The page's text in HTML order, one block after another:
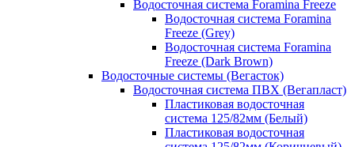
Водосточная система Foramina Freeze
Водосточная система Foramina
Freeze (Grey)
Водосточная система Foramina
Freeze (Dark Brown)
Водосточные системы (Вегасток)
Водосточная система ПВХ (Вегапласт)
Пластиковая водосточная
система 125/82мм (Белый)
Пластиковая водосточная